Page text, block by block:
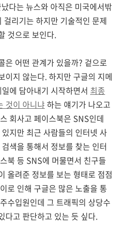
다는 뉴스와 아직은 미국에서밖
리기는 하지만 기술적인 문제
것으로 보인다.
은 어떤 관계가 있을까? 겉으로
이지 않는다. 하지만 구글의 지메
에 담아내기 시작하면서 최종
것이 아니냐 하는 얘기가 나오고
회사고 페이스북은 SNS인데
지만 최근 사람들의 인터넷 사
색을 통해서 정보를 찾는 인터
북 등 SNS에 머물면서 친구들
올려준 정보를 보는 형태로 점점
로 인해 구글은 많은 노출을 통
수입원인데 그 트래픽의 상당수
다고 판단하고 있는 듯 싶다.